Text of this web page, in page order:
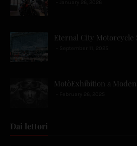
Eternal City Motorcycle
MotòExhibition a
Dai lettori